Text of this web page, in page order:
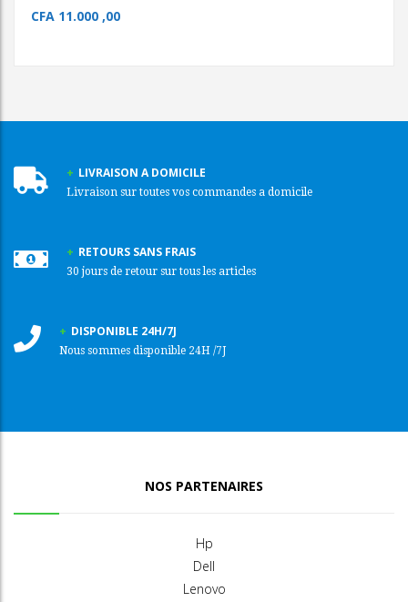
CFA 11.000 ,00
LIVRAISON A DOMICILE
Livraison sur toutes vos commandes a domicile
RETOURS SANS FRAIS
30 jours de retour sur tous les articles
DISPONIBLE 24H/7J
Nous sommes disponible 24H /7J
NOS PARTENAIRES
Hp
Dell
Lenovo